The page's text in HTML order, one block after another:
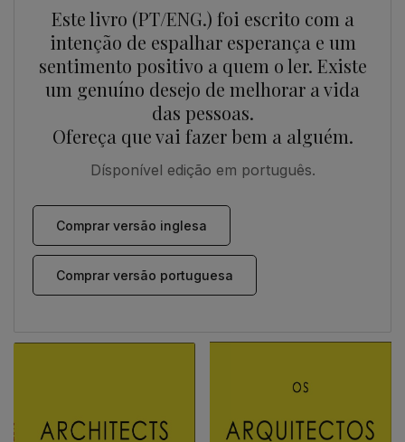
Este livro (PT/ENG.) foi escrito com a
intenção de espalhar esperança e um
sentimento positivo a quem o ler. Existe
um genuíno desejo de melhorar a vida
das pessoas.
Ofereça que vai fazer bem a alguém.
Dísponível edição em português.
Comprar versão inglesa
Comprar versão portuguesa